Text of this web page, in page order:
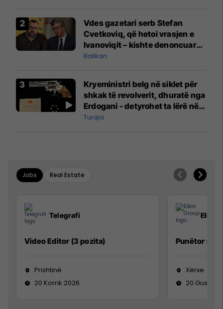
Vdes gazetari serb Stefan
Cvetkoviq, që hetoi vrasjen e
Ivanoviqit – kishte denoncuar
kërcënime ndaj vëllezërve
Ballkan
Kryeministri belg në siklet për
shkak të revolverit, dhuratë nga
Erdogani - detyrohet ta lërë në
një bazë ushtarake
Turqia
Jobs Real Estate
Telegrafi
Video Editor (3 pozita)
Prishtinë
20 Korrik 2026
Elkos
Punëtor në
Xërxe
20 Gusht